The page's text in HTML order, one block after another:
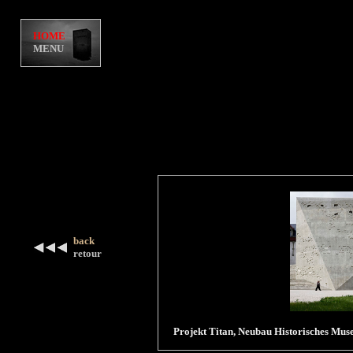
HOME
MENU
Projekt Titan, Neubau Historisches
back
retour